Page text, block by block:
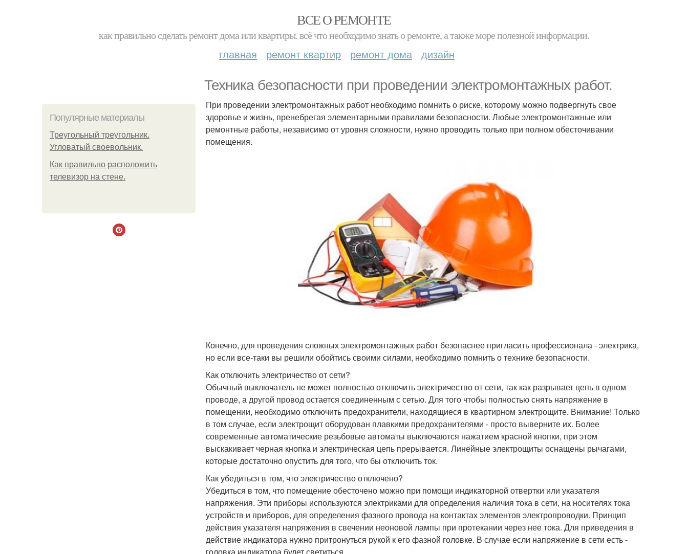
ВСЕ О РЕМОНТЕ
как правильно сделать ремонт дома или квартиры. всё что необходимо знать о ремонте, а также море полезной информации.
главная ремонт квартир ремонт дома дизайн
Техника безопасности при проведении электромонтажных работ.
Популярные материалы
Треугольный треугольник.
Угловатый своевольник.
Как правильно расположить
телевизор на стене.
При проведении электромонтажных работ необходимо помнить о риске, которому можно подвергнуть свое
здоровье и жизнь, пренебрегая элементарными правилами безопасности. Любые электромонтажные или
ремонтные работы, независимо от уровня сложности, нужно проводить только при полном обесточивании
помещения.
Конечно, для проведения сложных электромонтажных работ безопаснее пригласить профессионала - электрика,
но если все-таки вы решили обойтись своими силами, необходимо помнить о технике безопасности.
Как отключить электричество от сети?
Обычный выключатель не может полностью отключить электричество от сети, так как разрывает цепь в одном
проводе, а другой провод остается соединенным с сетью. Для того чтобы полностью снять напряжение в
помещении, необходимо отключить предохранители, находящиеся в квартирном электрощите. Внимание! Только
в том случае, если электрощит оборудован плавкими предохранителями - просто выверните их. Более
современные автоматические резьбовые автоматы выключаются нажатием красной кнопки, при этом
выскакивает черная кнопка и электрическая цепь прерывается. Линейные электрощиты оснащены рычагами,
которые достаточно опустить для того, что бы отключить ток.
Как убедиться в том, что электричество отключено?
Убедиться в том, что помещение обесточено можно при помощи индикаторной отвертки или указателя
напряжения. Эти приборы используются электриками для определения наличия тока в сети, на носителях тока
устройств и приборов, для определения фазного провода на контактах элементов электропроводки. Принцип
действия указателя напряжения в свечении неоновой лампы при протекании через нее тока. Для приведения в
действие индикатора нужно притронуться рукой к его фазной головке. В случае если напряжение в сети есть -